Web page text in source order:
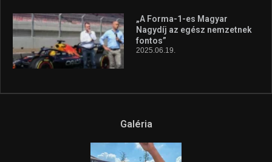
„A Forma-1-es Magyar
Nagydíj az egész nemzetnek
fontos”
2025.06.19.
Galéria